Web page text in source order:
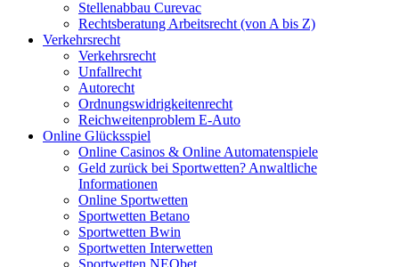
Stellenabbau Curevac
Rechtsberatung Arbeitsrecht (von A bis Z)
Verkehrsrecht
Verkehrsrecht
Unfallrecht
Autorecht
Ordnungswidrigkeitenrecht
Reichweitenproblem E-Auto
Online Glücksspiel
Online Casinos & Online Automatenspiele
Geld zurück bei Sportwetten? Anwaltliche
Informationen
Online Sportwetten
Sportwetten Betano
Sportwetten Bwin
Sportwetten Interwetten
Sportwetten NEObet